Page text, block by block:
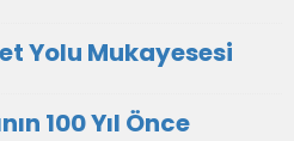
Yolu Mukayesesi
100 Yıl Önce